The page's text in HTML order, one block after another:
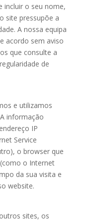
incluir o seu nome,
site pressupõe a
A nossa equipa
acordo sem aviso
que consulte a
de
e utilizamos
informação
IP
Service
o browser que
o Internet
da sua visita e
website.
sites, os